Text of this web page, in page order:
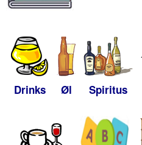
Drinks Øl Spiritus